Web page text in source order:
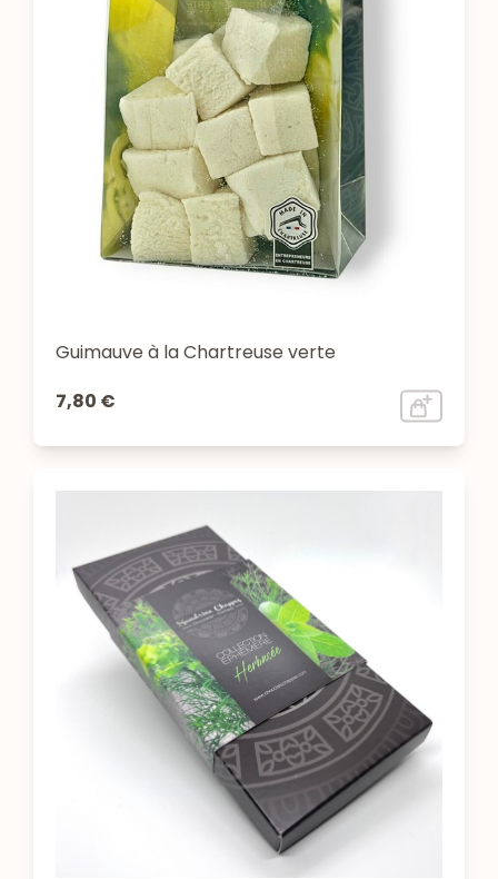
Guimauve à la Chartreuse verte
7,80 €